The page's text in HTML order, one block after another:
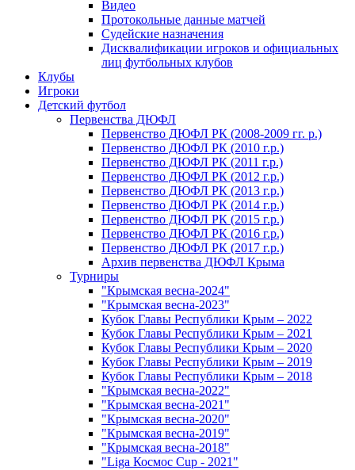
Видео
Протокольные данные матчей
Судейские назначения
Дисквалификации игроков и официальных
лиц футбольных клубов
Клубы
Игроки
Детский футбол
Первенства ДЮФЛ
Первенство ДЮФЛ РК (2008-2009 гг. р.)
Первенство ДЮФЛ РК (2010 г.р.)
Первенство ДЮФЛ РК (2011 г.р.)
Первенство ДЮФЛ РК (2012 г.р.)
Первенство ДЮФЛ РК (2013 г.р.)
Первенство ДЮФЛ РК (2014 г.р.)
Первенство ДЮФЛ РК (2015 г.р.)
Первенство ДЮФЛ РК (2016 г.р.)
Первенство ДЮФЛ РК (2017 г.р.)
Архив первенства ДЮФЛ Крыма
Турниры
"Крымская весна-2024"
"Крымская весна-2023"
Кубок Главы Республики Крым – 2022
Кубок Главы Республики Крым – 2021
Кубок Главы Республики Крым – 2020
Кубок Главы Республики Крым – 2019
Кубок Главы Республики Крым – 2018
"Крымская весна-2022"
"Крымская весна-2021"
"Крымская весна-2020"
"Крымская весна-2019"
"Крымская весна-2018"
"Liga Космос Cup - 2021"